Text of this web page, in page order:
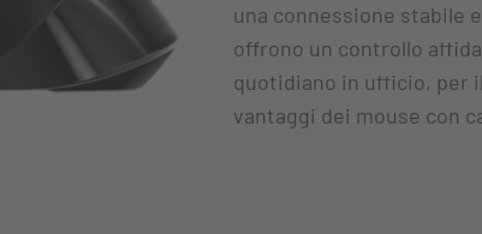
una connessione stabile
offrono un controllo
quotidiano in ufficio, per
vantaggi dei mouse con